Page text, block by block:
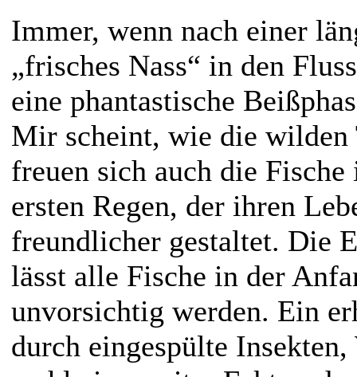
Immer, wenn nach einer
„frisches Nass“ in den
eine phantastische
Mir scheint, wie die wilden
freuen sich auch die
ersten Regen, der ihren
freundlicher gestaltet. Die
lässt alle Fische in der
unvorsichtig werden. Ein
durch eingespülte